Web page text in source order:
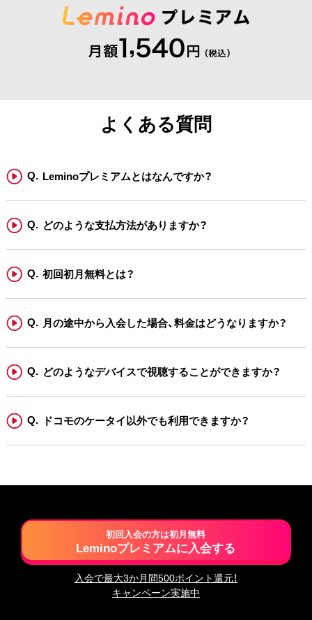
よくある質問
Leminoプレミアムとはなんですか？
どのような支払方法がありますか？
初回初月無料とは？
月の途中から入会した場合、料金はどうなりますか？
どのようなデバイスで視聴することができますか？
ドコモのケータイ以外でも利用できますか？
初回入会の方は初月無料
Leminoプレミアムに入会する
入会で最大3か月間500ポイント還元！
キャンペーン実施中